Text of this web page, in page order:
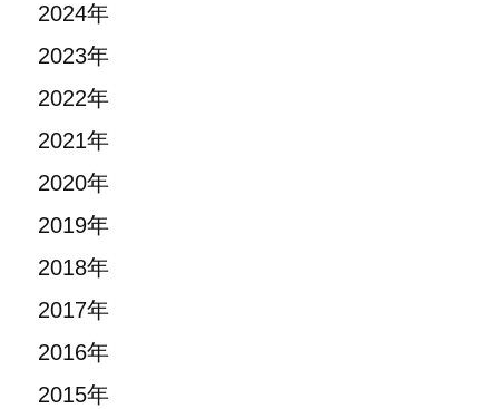
2024年
2023年
2022年
2021年
2020年
2019年
2018年
2017年
2016年
2015年